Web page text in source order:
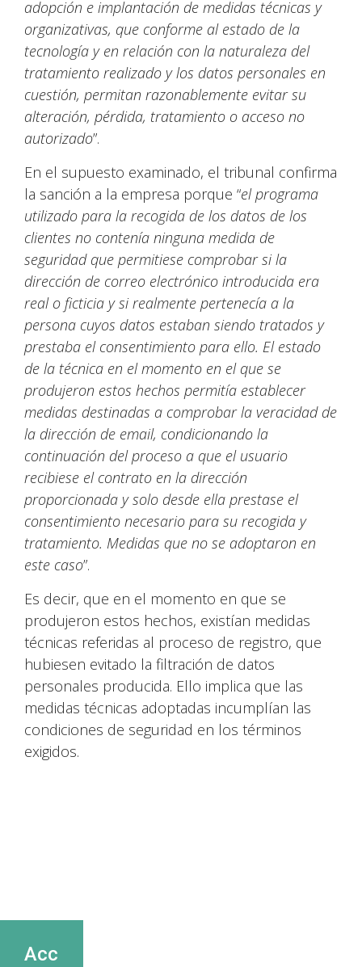
adopción e implantación de medidas técnicas y
organizativas, que conforme al estado de la
tecnología y en relación con la naturaleza del
tratamiento realizado y los datos personales en
cuestión, permitan razonablemente evitar su
alteración, pérdida, tratamiento o acceso no
autorizado”.
En el supuesto examinado, el tribunal confirma
la sanción a la empresa porque “el programa
utilizado para la recogida de los datos de los
clientes no contenía ninguna medida de
seguridad que permitiese comprobar si la
dirección de correo electrónico introducida era
real o ficticia y si realmente pertenecía a la
persona cuyos datos estaban siendo tratados y
prestaba el consentimiento para ello. El estado
de la técnica en el momento en el que se
produjeron estos hechos permitía establecer
medidas destinadas a comprobar la veracidad de
la dirección de email, condicionando la
continuación del proceso a que el usuario
recibiese el contrato en la dirección
proporcionada y solo desde ella prestase el
consentimiento necesario para su recogida y
tratamiento. Medidas que no se adoptaron en
este caso”.
Es decir, que en el momento en que se
produjeron estos hechos, existían medidas
técnicas referidas al proceso de registro, que
hubiesen evitado la filtración de datos
personales producida. Ello implica que las
medidas técnicas adoptadas incumplían las
condiciones de seguridad en los términos
exigidos.
Acc